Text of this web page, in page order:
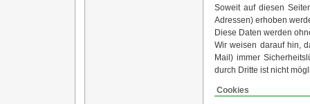
Soweit auf diesen
Adressen) erhoben
Diese Daten werden
Wir weisen darauf hin,
Mail) immer
durch Dritte ist nicht
Cookies